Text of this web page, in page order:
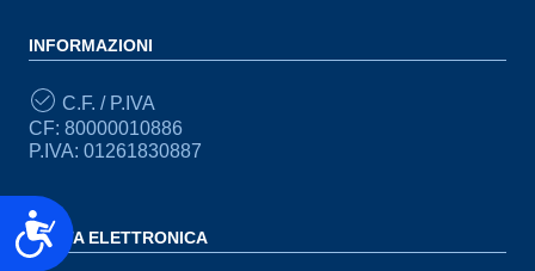
Accessibilità
INFORMAZIONI
C.F. / P.IVA
CF: 80000010886
P.IVA: 01261830887
POSTA ELETTRONICA